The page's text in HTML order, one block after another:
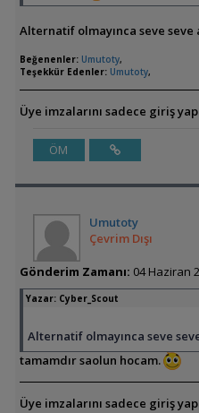
Alternatif olmayınca seve seve
Beğenenler: Umutoty,
Teşekkür Edenler: Umutoty,
Üye imzalarını sadece giriş
ÖM
Umutoty
Çevrim Dışı
Gönderim Zamanı: 04 Haziran
Yazar: Cyber_Scout
Alternatif olmayınca seve
tamamdır saolun hocam.
Üye imzalarını sadece giriş